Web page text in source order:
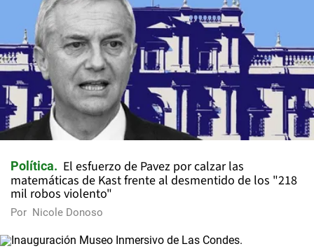
Política
El esfuerzo de Pavez por calzar las
matemáticas de Kast frente al desmentido de los "218
mil robos violento"
Por Nicole Donoso